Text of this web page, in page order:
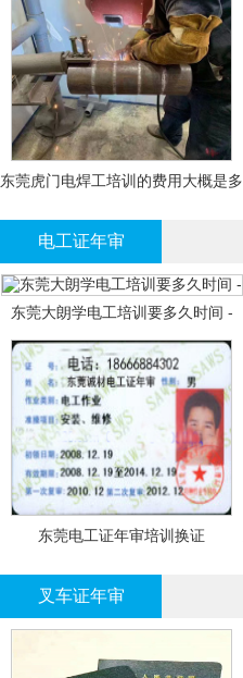
东莞虎门电焊工培训的费用大概是多
电工证年审
东莞大朗学电工培训要多久时间 -
东莞电工证年审培训换证
叉车证年审